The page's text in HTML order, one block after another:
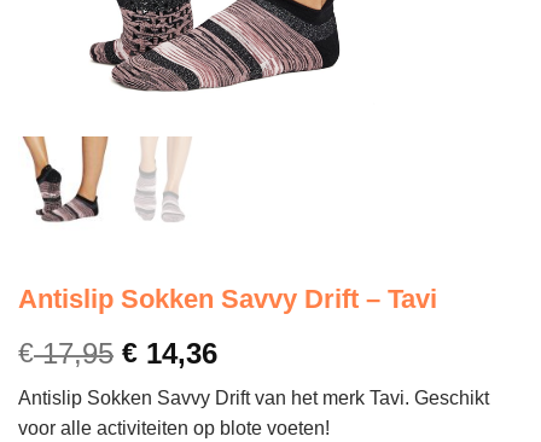
Antislip Sokken Savvy Drift – Tavi
€17,95 € 14,36
Antislip Sokken Savvy Drift van het merk Tavi. Geschikt
voor alle activiteiten op blote voeten!